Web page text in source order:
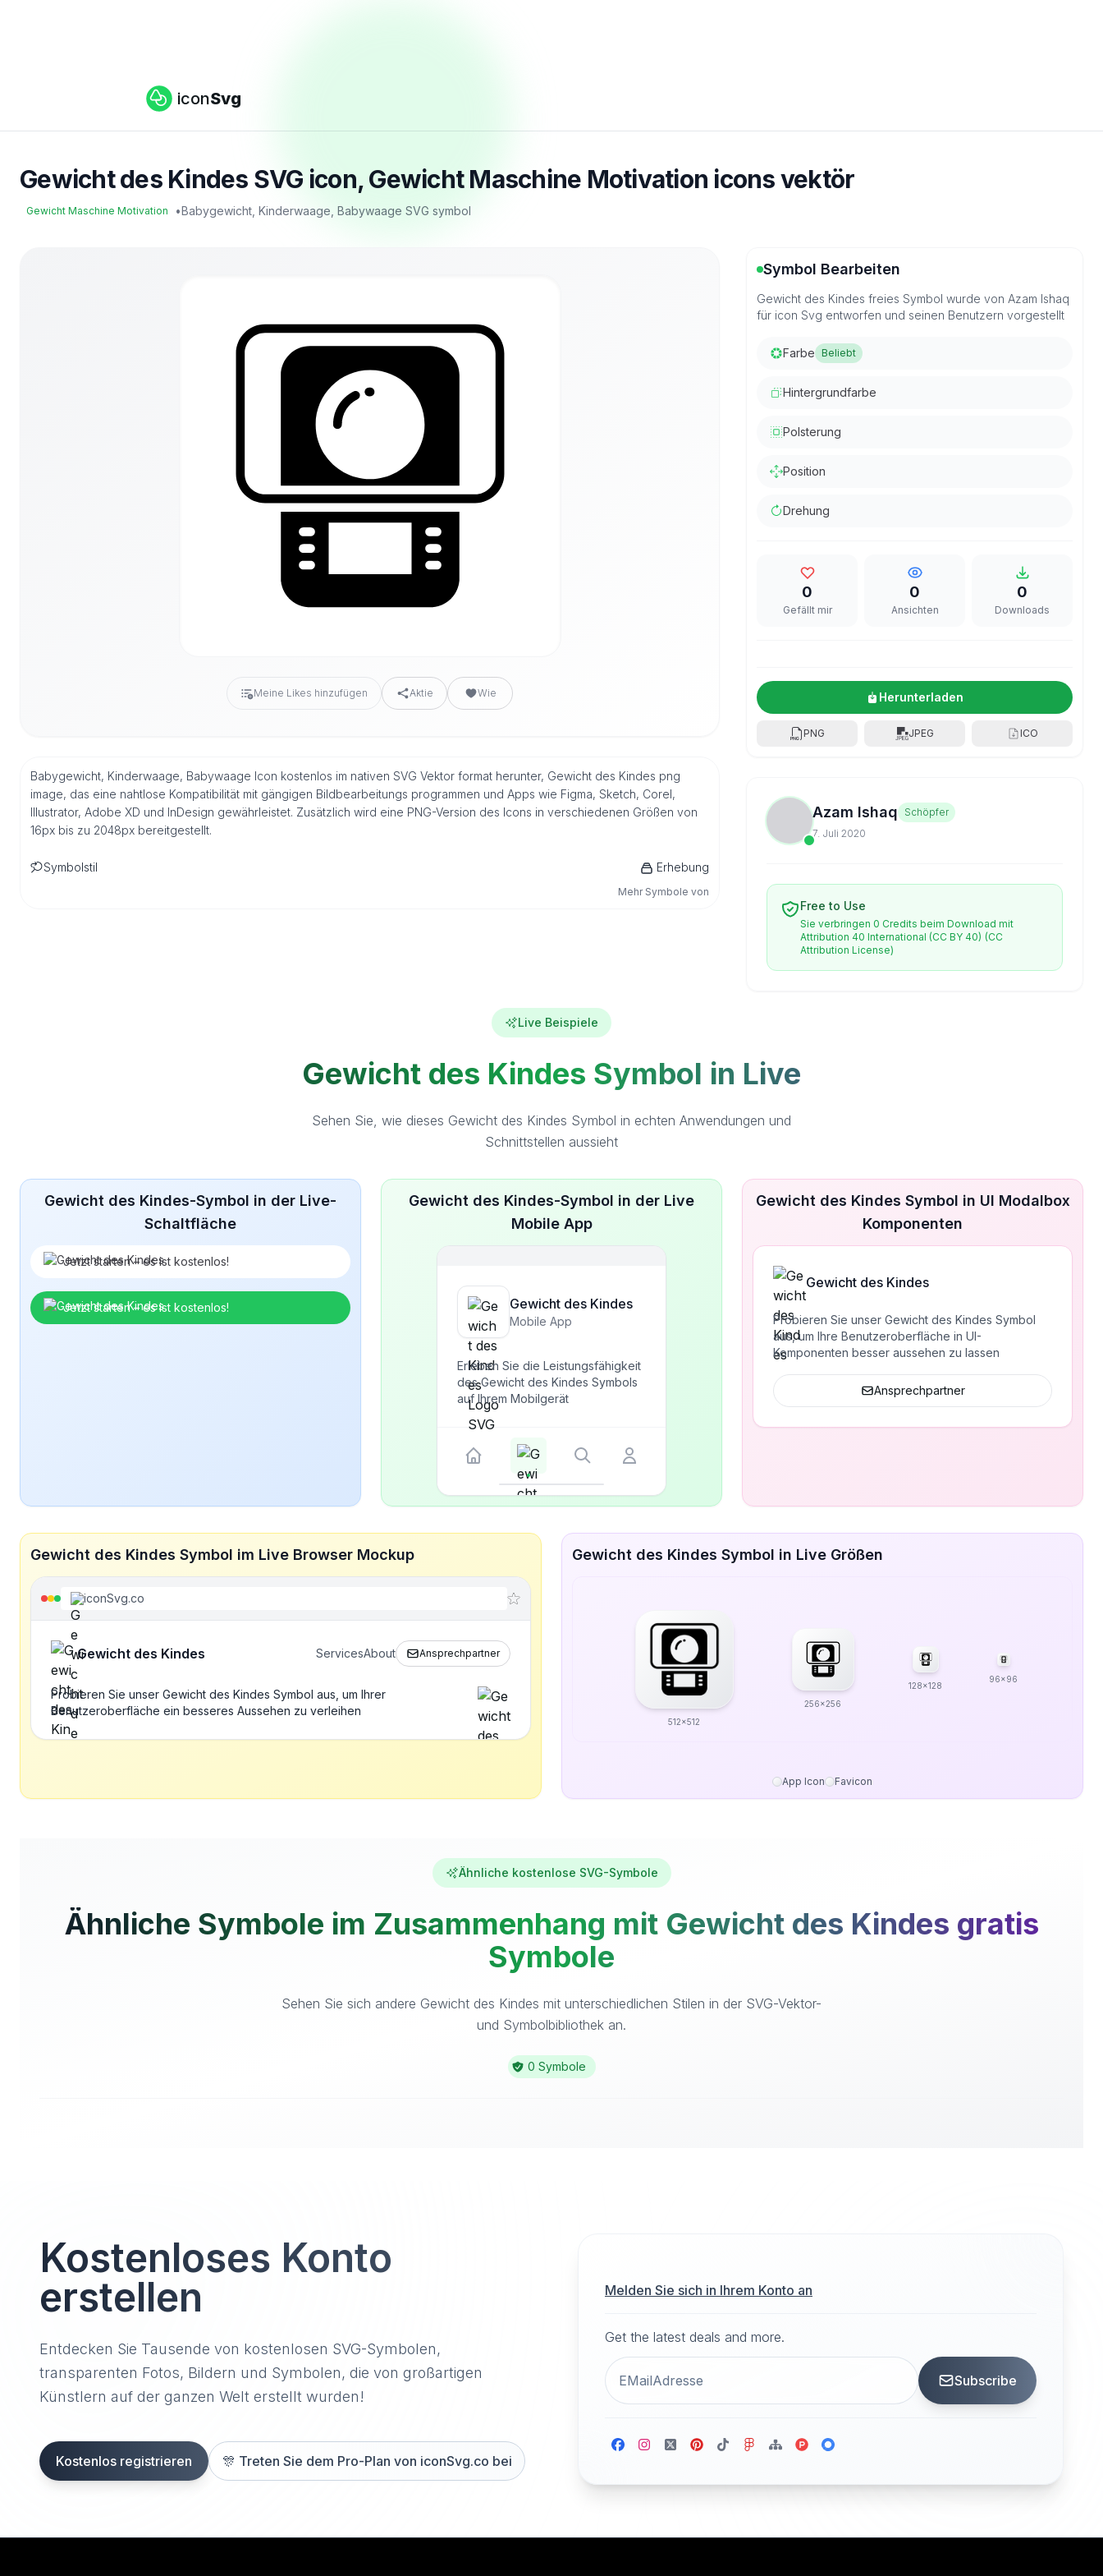
iconSvg
Gewicht des Kindes SVG icon, Gewicht Maschine Motivation icons vektör
Gewicht Maschine Motivation •Babygewicht, Kinderwaage, Babywaage SVG symbol
Meine Likes hinzufügen Aktie Wie
Babygewicht, Kinderwaage, Babywaage Icon kostenlos im nativen SVG Vektor format herunter, Gewicht des Kindes png
image, das eine nahtlose Kompatibilität mit gängigen Bildbearbeitungs programmen und Apps wie Figma, Sketch, Corel,
Illustrator, Adobe XD und InDesign gewährleistet. Zusätzlich wird eine PNG-Version des Icons in verschiedenen Größen von
16px bis zu 2048px bereitgestellt.
Symbolstil Erhebung
Mehr Symbole von
Symbol Bearbeiten
Gewicht des Kindes freies Symbol wurde von Azam Ishaq
für icon Svg entworfen und seinen Benutzern vorgestellt
Farbe Beliebt
Hintergrundfarbe
Polsterung
Position
Drehung
0
Gefällt mir
0
Ansichten
0
Downloads
Herunterladen
PNG JPEG ICO
Azam Ishaq Schöpfer
7. Juli 2020
Free to Use
Sie verbringen 0 Credits beim Download mit
Attribution 40 International (CC BY 40) (CC
Attribution License)
Live Beispiele
Gewicht des Kindes Symbol in Live
Sehen Sie, wie dieses Gewicht des Kindes Symbol in echten Anwendungen und
Schnittstellen aussieht
Gewicht des Kindes-Symbol in der Live-
Schaltfläche
Jetzt starten – es ist kostenlos!
Jetzt starten – es ist kostenlos!
Gewicht des Kindes-Symbol in der Live
Mobile App
Gewicht des Kindes
Mobile App
Erleben Sie die Leistungsfähigkeit
des Gewicht des Kindes Symbols
auf Ihrem Mobilgerät
Gewicht des Kindes Symbol in UI Modalbox
Komponenten
Gewicht des Kindes
Probieren Sie unser Gewicht des Kindes Symbol
aus, um Ihre Benutzeroberfläche in UI-
Komponenten besser aussehen zu lassen
Ansprechpartner
Gewicht des Kindes Symbol im Live Browser Mockup
iconSvg.co
Gewicht des Kindes ServicesAbout Ansprechpartner
Probieren Sie unser Gewicht des Kindes Symbol aus, um Ihrer
Benutzeroberfläche ein besseres Aussehen zu verleihen
Gewicht des Kindes Symbol in Live Größen
512x512
256x256
128x128
96x96
App Icon Favicon
Ähnliche kostenlose SVG-Symbole
Ähnliche Symbole im Zusammenhang mit Gewicht des Kindes gratis
Symbole
Sehen Sie sich andere Gewicht des Kindes mit unterschiedlichen Stilen in der SVG-Vektor-
und Symbolbibliothek an.
0 Symbole
Kostenloses Konto
erstellen
Entdecken Sie Tausende von kostenlosen SVG-Symbolen,
transparenten Fotos, Bildern und Symbolen, die von großartigen
Künstlern auf der ganzen Welt erstellt wurden!
Kostenlos registrieren 🎊 Treten Sie dem Pro-Plan von iconSvg.co bei
Melden Sie sich in Ihrem Konto an
Get the latest deals and more.
Subscribe